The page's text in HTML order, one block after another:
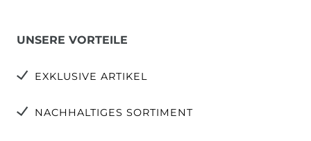
UNSERE VORTEILE
EXKLUSIVE ARTIKEL
NACHHALTIGES SORTIMENT